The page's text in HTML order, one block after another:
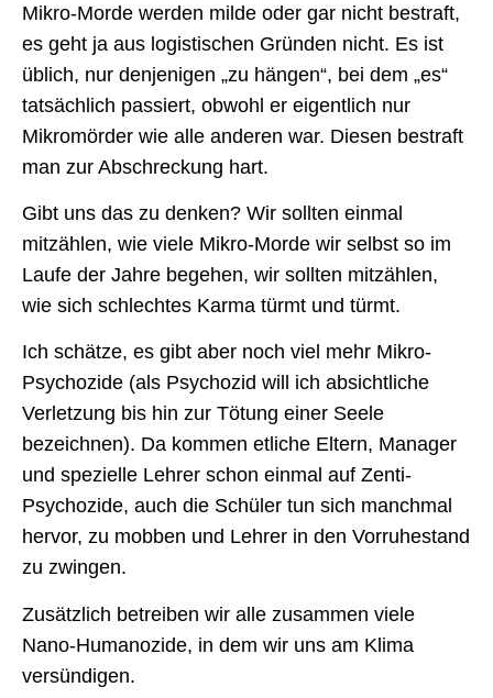
Mikro-Morde werden milde oder gar nicht bestraft,
es geht ja aus logistischen Gründen nicht. Es ist
üblich, nur denjenigen „zu hängen“, bei dem „es“
tatsächlich passiert, obwohl er eigentlich nur
Mikromörder wie alle anderen war. Diesen bestraft
man zur Abschreckung hart.
Gibt uns das zu denken? Wir sollten einmal
mitzählen, wie viele Mikro-Morde wir selbst so im
Laufe der Jahre begehen, wir sollten mitzählen,
wie sich schlechtes Karma türmt und türmt.
Ich schätze, es gibt aber noch viel mehr Mikro-
Psychozide (als Psychozid will ich absichtliche
Verletzung bis hin zur Tötung einer Seele
bezeichnen). Da kommen etliche Eltern, Manager
und spezielle Lehrer schon einmal auf Zenti-
Psychozide, auch die Schüler tun sich manchmal
hervor, zu mobben und Lehrer in den Vorruhestand
zu zwingen.
Zusätzlich betreiben wir alle zusammen viele
Nano-Humanozide, in dem wir uns am Klima
versündigen.